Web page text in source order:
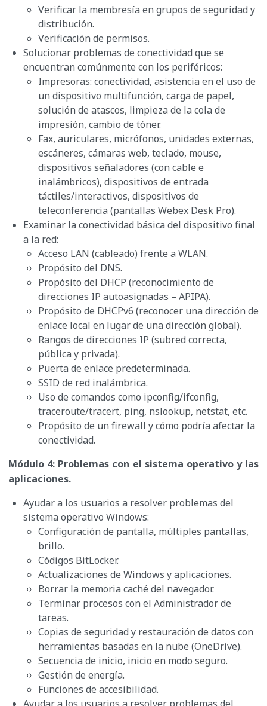
Verificar la membresía en grupos de seguridad y
distribución.
Verificación de permisos.
Solucionar problemas de conectividad que se
encuentran comúnmente con los periféricos:
Impresoras: conectividad, asistencia en el uso de
un dispositivo multifunción, carga de papel,
solución de atascos, limpieza de la cola de
impresión, cambio de tóner.
Fax, auriculares, micrófonos, unidades externas,
escáneres, cámaras web, teclado, mouse,
dispositivos señaladores (con cable e
inalámbricos), dispositivos de entrada
táctiles/interactivos, dispositivos de
teleconferencia (pantallas Webex Desk Pro).
Examinar la conectividad básica del dispositivo final
a la red:
Acceso LAN (cableado) frente a WLAN.
Propósito del DNS.
Propósito del DHCP (reconocimiento de
direcciones IP autoasignadas – APIPA).
Propósito de DHCPv6 (reconocer una dirección de
enlace local en lugar de una dirección global).
Rangos de direcciones IP (subred correcta,
pública y privada).
Puerta de enlace predeterminada.
SSID de red inalámbrica.
Uso de comandos como ipconfig/ifconfig,
traceroute/tracert, ping, nslookup, netstat, etc.
Propósito de un firewall y cómo podría afectar la
conectividad.
Módulo 4: Problemas con el sistema operativo y las
aplicaciones.
Ayudar a los usuarios a resolver problemas del
sistema operativo Windows:
Configuración de pantalla, múltiples pantallas,
brillo.
Códigos BitLocker.
Actualizaciones de Windows y aplicaciones.
Borrar la memoria caché del navegador.
Terminar procesos con el Administrador de
tareas.
Copias de seguridad y restauración de datos con
herramientas basadas en la nube (OneDrive).
Secuencia de inicio, inicio en modo seguro.
Gestión de energía.
Funciones de accesibilidad.